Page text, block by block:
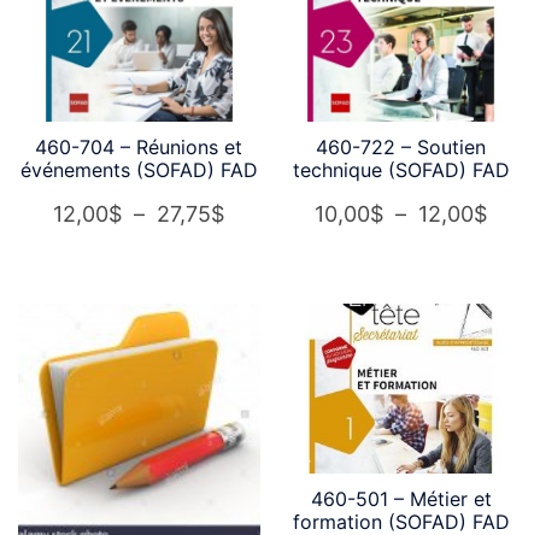
460-704 – Réunions et
événements (SOFAD) FAD
12,00$ – 27,75$Plage
460-722 – Soutien
technique (SOFAD) FAD
10,00$ – 12,00$
à
460-501 – Métier et
formation (SOFAD) FAD